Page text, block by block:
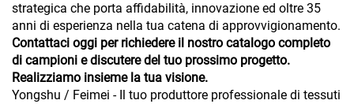
strategica che porta affidabilità, innovazione ed oltre 35
anni di esperienza nella tua catena di approvvigionamento.
Contattaci oggi per richiedere il nostro catalogo completo
di campioni e discutere del tuo prossimo progetto.
Realizziamo insieme la tua visione.
Yongshu / Feimei - Il tuo produttore professionale di tessuti